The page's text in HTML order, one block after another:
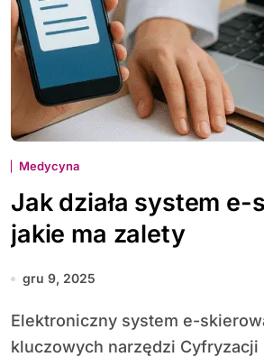
Medycyna
Jak działa system e-
jakie ma zalety
gru 9, 2025
Elektroniczny system e-skierowań to jedno z
kluczowych narzędzi Cyfryzacji